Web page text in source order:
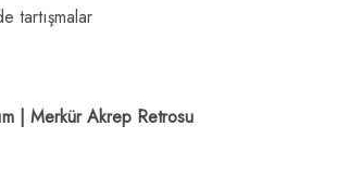
tartışmalar
| Merkür Akrep Retrosu